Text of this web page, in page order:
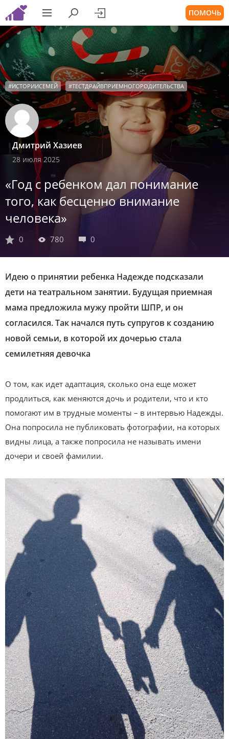
ПОМОЧЬ
#ИСТОРИИСЕМЕЙ #ТЕСТДРАЙВПРИЕМНОГОРОДИТЕЛЬСТВА
Дмитрий Хазиев
28 июля 2025
«Год с ребенком дал понимание
того, как бесценно внимание
человека»
0 780 0
Идею о принятии ребенка Надежде подсказали
дети на театральном занятии. Будущая приемная
мама предложила мужу пройти ШПР, и он
согласился. Так начался путь супругов к созданию
новой семьи, в которой их дочерью стала
семилетняя девочка
О том, как идет адаптация, сколько она еще может
продлиться, как меняются дочь и родители, что и кто
помогают им в трудные моменты – в интервью Надежды.
Она попросила не публиковать фотографии, на которых
видны лица, а также попросила не называть имени
дочери и своей фамилии.